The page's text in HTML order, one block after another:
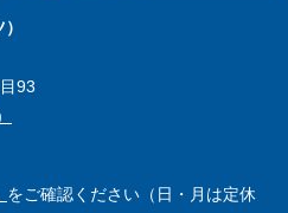
93
をご確認ください（日・月は定休